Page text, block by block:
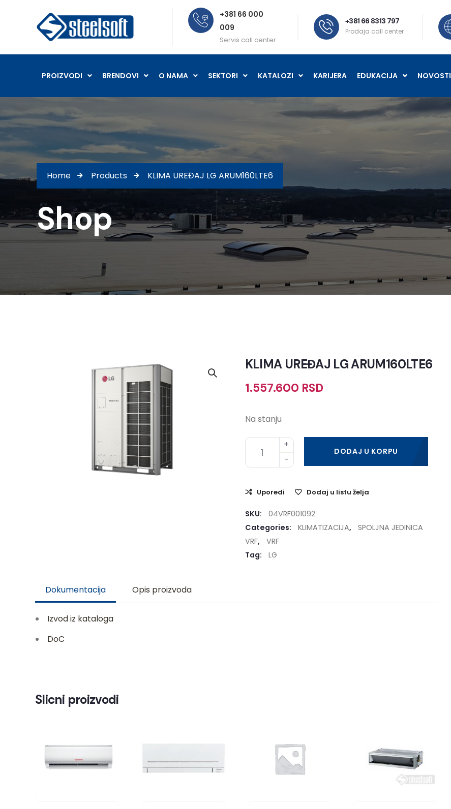
+381 66 000
009
Servis call center
+381 66 8313 797
Prodaja call center
PROIZVODI BRENDOVI O NAMA SEKTORI KATALOZI KARIJERA EDUKACIJA NOVOSTI
Home Products KLIMA UREĐAJ LG ARUM160LTE6
Shop
KLIMA UREĐAJ LG ARUM160LTE6
1.557.600 RSD
Na stanju
DODAJ U KORPU
Uporedi Dodaj u listu želja
SKU:
04VRF001092
Categories:
KLIMATIZACIJA,
SPOLJNA JEDINICA
VRF,
VRF
Tag:
LG
Dokumentacija Opis proizvoda
Izvod iz kataloga
DoC
Slicni proizvodi